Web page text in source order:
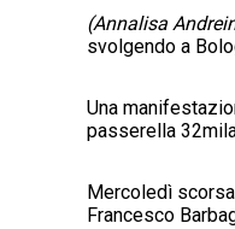
(Annalisa
svolgendo a
Una
passerella
Mercoledì
Francesco